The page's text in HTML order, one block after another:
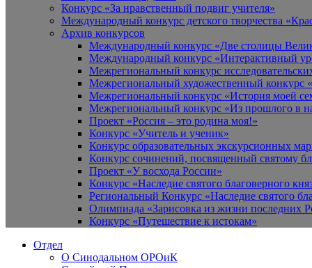
Конкурс «За нравственный подвиг учителя»
Международный конкурс детского творчества
Архив конкурсов
Международный конкурс «Две столицы
Международный конкурс «Интерактивный
Межрегиональный конкурс
Межрегиональный художественный конкурс
Межрегиональный конкурс «История моей
Межрегиональный конкурс «Из прошлого в
Проект «Россия – это родина моя!»
Конкурс «Учитель и ученик»
Конкурс образовательных экскурсионных
Конкурс сочинений, посвященный святому
Проект «У восхода России»
Конкурс «Наследие святого благоверного
Региональный Конкурс «Наследие святого
Олимпиада «Зарисовка из жизни последних
Конкурс «Путешествие к истокам»
Отдел
О Синодальном ОРОиК